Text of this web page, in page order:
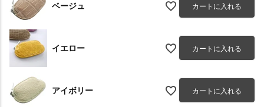
ベージュ カートに入れる
イエロー カートに入れる
アイボリー カートに入れる